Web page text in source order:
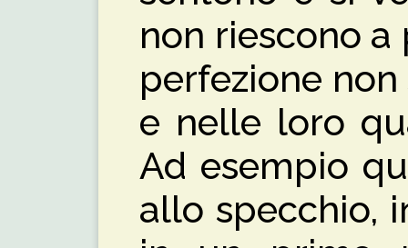
non riescono
perfezione
e nelle loro
Ad esempio
allo specchio,